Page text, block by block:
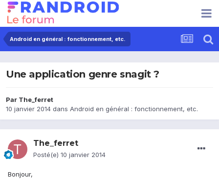
Android en général : fonctionnement, etc.
Une application genre snagit ?
Par The_ferret
10 janvier 2014 dans Android en général : fonctionnement, etc.
The_ferret
Posté(e) 10 janvier 2014
Bonjour,